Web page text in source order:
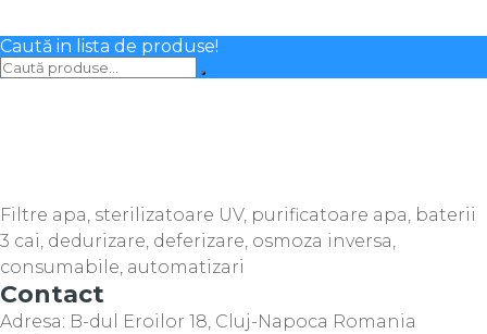
Caută in lista de produse!
Filtre apa, sterilizatoare UV, purificatoare apa, baterii
3 cai, dedurizare, deferizare, osmoza inversa,
consumabile, automatizari
Contact
Adresa: B-dul Eroilor 18, Cluj-Napoca Romania